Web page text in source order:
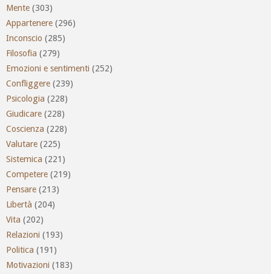
Mente (303)
Appartenere (296)
Inconscio (285)
Filosofia (279)
Emozioni e sentimenti (252)
Confliggere (239)
Psicologia (228)
Giudicare (228)
Coscienza (228)
Valutare (225)
Sistemica (221)
Competere (219)
Pensare (213)
Libertà (204)
Vita (202)
Relazioni (193)
Politica (191)
Motivazioni (183)